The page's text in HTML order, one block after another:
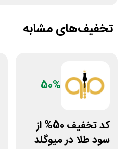
تخفیف‌های مشابه
50%
کد تخفیف 50% از
سود طلا در میوگلد